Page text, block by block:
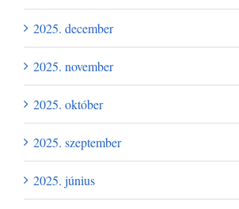
2025. december
2025. november
2025. október
2025. szeptember
2025. június